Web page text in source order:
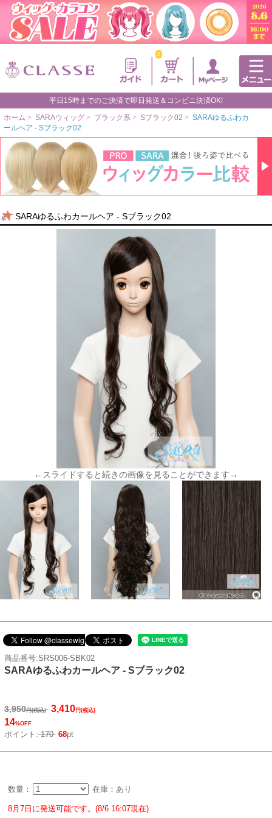
0
平日15時までのご決済で即日発送＆コンビニ決済OK!
ホーム > SARAウィッグ > ブラック系 > Sブラック02 > SARAゆるふわカ
ールヘア - Sブラック02
SARAゆるふわカールヘア - Sブラック02
←スライドすると続きの画像を見ることができます→
商品番号:SRS006-SBK02
SARAゆるふわカールヘア - Sブラック02
3,950円(税込) 3,410円(税込)
14%OFF
ポイント:170 68pt
数量： 在庫：あり
8月7日に発送可能です。(8/6 16:07現在)